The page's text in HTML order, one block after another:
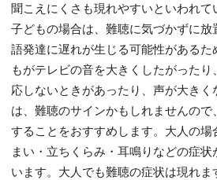
聞こえにくさも現れやすいといわれ
子どもの場合は、難聴に気づかずに
語発達に遅れが生じる可能性がある
もがテレビの音を大きくしたがった
応しないときがあったり、声が大き
は、難聴のサインかもしれませんの
することをおすすめします。大人の
まい・立ちくらみ・耳鳴りなどの症
います。大人でも難聴の症状は現れま